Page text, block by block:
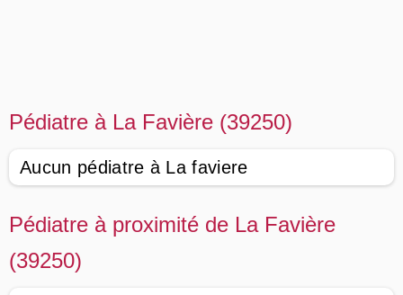
Pédiatre à La Favière (39250)
Aucun pédiatre à La faviere
Pédiatre à proximité de La Favière
(39250)